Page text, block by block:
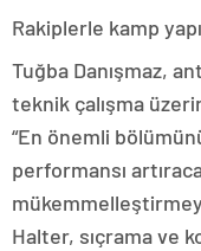
Rakiplerle kamp
Tuğba Danışmaz,
teknik çalışma
“En önemli
performansı
Halter, sıçrama ve